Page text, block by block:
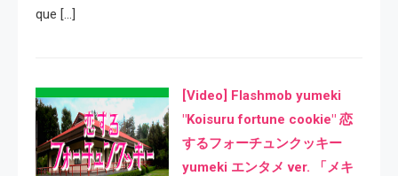
que […]
[Video] Flashmob yumeki
"Koisuru fortune cookie" 恋
するフォーチュンクッキー
yumeki エンタメ ver. 「メキ